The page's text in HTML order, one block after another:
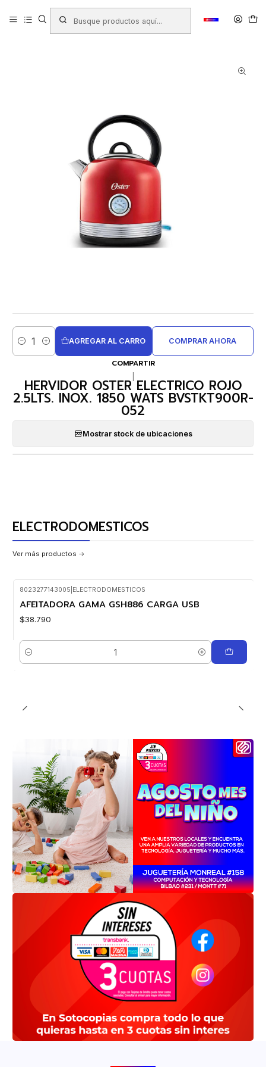
Productos ELECTRODOMESTICOS
HERVIDOR OSTER ELECTRICO ROJO 2.5LTS. INOX. 1850 WATS
BVSTKT900R-052
Cantidad
AGREGAR AL CARRO COMPRAR AHORA
COMPARTIR
HERVIDOR OSTER ELECTRICO ROJO
2.5LTS. INOX. 1850 WATS BVSTKT900R-
052
Mostrar stock de ubicaciones
ELECTRODOMESTICOS
Ver más productos
8023277143005 ELECTRODOMESTICOS
AFEITADORA GAMA GSH886 CARGA USB
$38.790
Cantidad